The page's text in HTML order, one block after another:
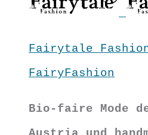
Fairytale
FairyFashion
Bio-faire Mode